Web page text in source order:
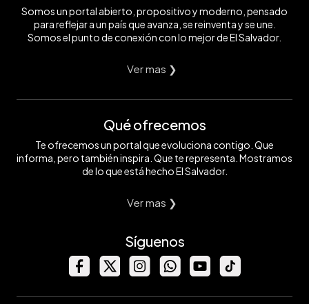
Somos un portal abierto, propositivo y moderno, pensado
para reflejar a un país que avanza, se reinventa y se une.
Somos el punto de conexión con lo mejor de El Salvador.
Ver mas ❯
Qué ofrecemos
Te ofrecemos un portal que evoluciona contigo. Que
informa, pero también inspira. Que te representa. Mostramos
de lo que está hecho El Salvador.
Ver mas ❯
Síguenos